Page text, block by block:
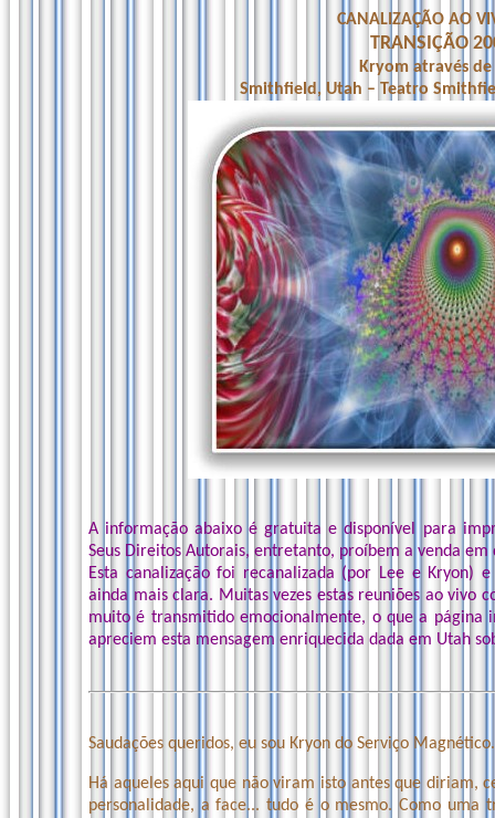
CANALIZAÇÃO AO
TRANSIÇÃO
Kryom através de
Smithfield, Utah – Teatro
A informação abaixo é gratuita e disponível para
Seus Direitos Autorais, entretanto, proíbem a venda
Esta canalização foi recanalizada (por Lee e Kryon)
ainda mais clara. Muitas vezes estas reuniões ao vivo
muito é transmitido emocionalmente, o que a página
apreciem esta mensagem enriquecida dada em Utah
Saudações queridos, eu sou Kryon do Serviço Magnético.
Há aqueles aqui que não viram isto antes que diriam,
personalidade, a face... tudo é o mesmo. Como uma